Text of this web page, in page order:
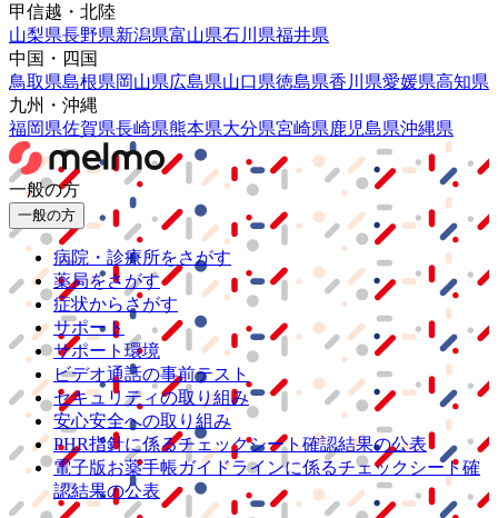
甲信越・北陸
山梨県長野県新潟県富山県石川県福井県
中国・四国
鳥取県島根県岡山県広島県山口県徳島県香川県愛媛県高知県
九州・沖縄
福岡県佐賀県長崎県熊本県大分県宮崎県鹿児島県沖縄県
一般の方
一般の方
病院・診療所をさがす
薬局をさがす
症状からさがす
サポート
サポート環境
ビデオ通話の事前テスト
セキュリティの取り組み
安心安全への取り組み
PHR指針に係るチェックシート確認結果の公表
電子版お薬手帳ガイドラインに係るチェックシート確
認結果の公表